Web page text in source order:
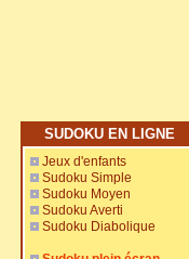
SUDOKU EN LIGNE
Jeux d'enfants
Sudoku Simple
Sudoku Moyen
Sudoku Averti
Sudoku Diabolique